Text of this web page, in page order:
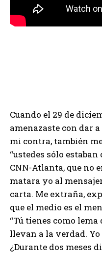
Cuando el 29 de
amenazaste con dar
mi contra, también
“ustedes sólo
CNN-Atlanta, que no
matara yo al
carta. Me extraña,
que el medio es el
“Tú tienes como
llevan a la verdad.
¿Durante dos meses